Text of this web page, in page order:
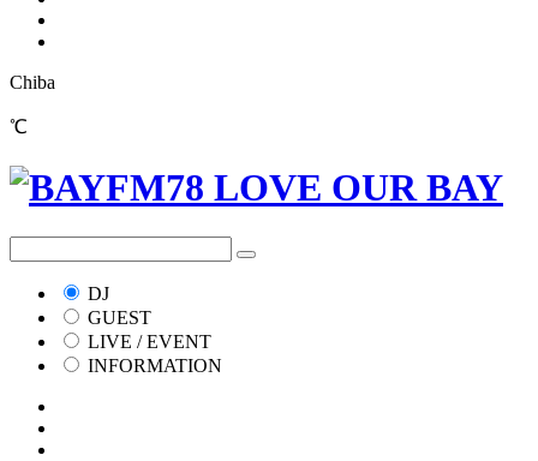
Chiba
℃
DJ
GUEST
LIVE / EVENT
INFORMATION